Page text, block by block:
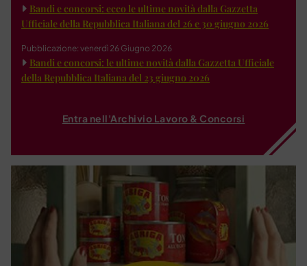
Bandi e concorsi: ecco le ultime novità dalla Gazzetta
Ufficiale della Repubblica Italiana del 26 e 30 giugno 2026
Pubblicazione: venerdì 26 Giugno 2026
Bandi e concorsi: le ultime novità dalla Gazzetta Ufficiale
della Repubblica Italiana del 23 giugno 2026
Entra nell'Archivio Lavoro & Concorsi